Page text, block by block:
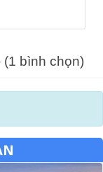
(1 bình chọn)